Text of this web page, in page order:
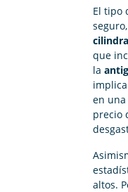
El tipo
que
la
en
precio
altos.